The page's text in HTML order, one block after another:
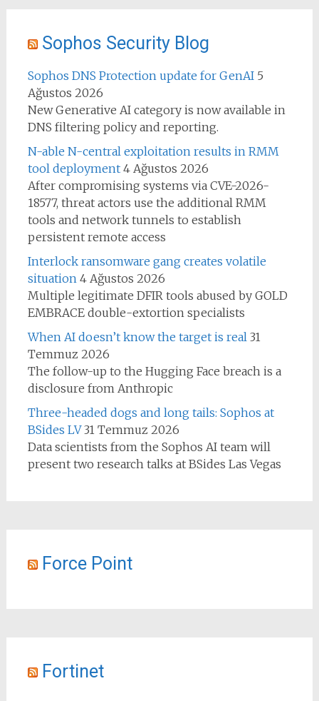
Sophos Security Blog
Sophos DNS Protection update for GenAI 5
Ağustos 2026
New Generative AI category is now available in
DNS filtering policy and reporting.
N-able N-central exploitation results in RMM
tool deployment 4 Ağustos 2026
After compromising systems via CVE-2026-
18577, threat actors use the additional RMM
tools and network tunnels to establish
persistent remote access
Interlock ransomware gang creates volatile
situation 4 Ağustos 2026
Multiple legitimate DFIR tools abused by GOLD
EMBRACE double-extortion specialists
When AI doesn’t know the target is real 31
Temmuz 2026
The follow-up to the Hugging Face breach is a
disclosure from Anthropic
Three-headed dogs and long tails: Sophos at
BSides LV 31 Temmuz 2026
Data scientists from the Sophos AI team will
present two research talks at BSides Las Vegas
Force Point
Fortinet